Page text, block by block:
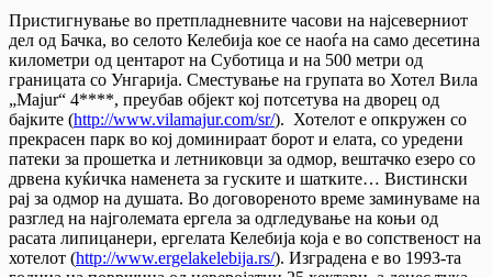
Пристигнување во претпладневните часови на најсеверниот
дел од Бачка, во селото Келебија кое се наоѓа на само десетина
километри од центарот на Суботица и на 500 метри од
границата со Унгарија. Сместување на групата во Хотел Вила
„Majur“ 4****, преубав објект кој потсетува на дворец од
бајките (http://www.vilamajur.com/sr/). Хотелот е опкружен со
прекрасен парк во кој доминираат борот и елата, со уредени
патеки за прошетка и летниковци за одмор, вештачко езеро со
дрвена куќичка наменета за гуските и шатките… Вистински
рај за одмор на душата. Во договореното време заминуваме на
разглед на најголемата ергела за одгледување на коњи од
расата липицанери, ергелата Келебија која е во сопственост на
хотелот (http://www.ergelakelebija.rs/). Изградена е во 1993-та